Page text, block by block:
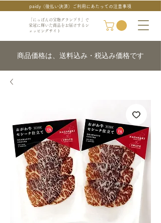
「にっぽんの宝物グランプリ」で
栄冠に輝いた商品をお届けするシ
ョッピングサイト
paidy（後払い決済）ご利用にあたっての注意事項
商品価格は、送料込み・税込み価格です